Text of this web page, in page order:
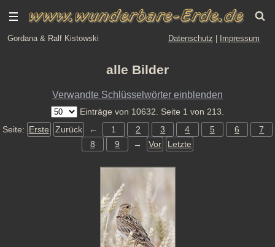
Gordana & Ralf Kistowski Datenschutz Impressum
alle Bilder
Verwandte Schlüsselwörter einblenden
Einträge von 10632. Seite 1 von 213.
Seite: Erste Zurück ← 1 2 3 4 5 6
7
8
9 → Vor Letzte